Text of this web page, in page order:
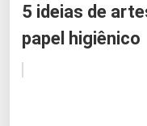
5 ideias de
papel higiênico